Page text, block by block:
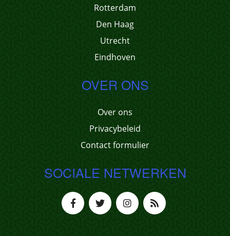
Rotterdam
Den Haag
Utrecht
Eindhoven
OVER ONS
Over ons
Privacybeleid
Contact formulier
SOCIALE NETWERKEN